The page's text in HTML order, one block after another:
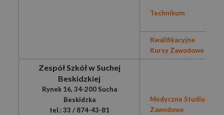
Technikum
Kwalifikacyjne
Kursy Zawodowe
Zespół Szkół w Suchej
Beskidzkiej
Rynek 16, 34-200 Sucha
Beskidzka
tel.: 33 / 874-43-81
Medyczne Studium
Zawodowe